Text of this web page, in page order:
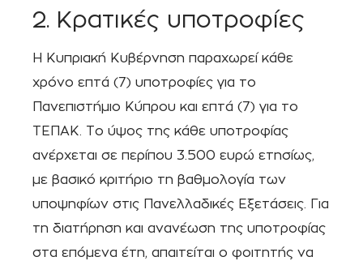
2. Κρατικές υποτροφίες
Η Κυπριακή Κυβέρνηση παραχωρεί κάθε
χρόνο επτά (7) υποτροφίες για το
Πανεπιστήμιο Κύπρου και επτά (7) για το
ΤΕΠΑΚ. Το ύψος της κάθε υποτροφίας
ανέρχεται σε περίπου 3.500 ευρώ ετησίως,
με βασικό κριτήριο τη βαθμολογία των
υποψηφίων στις Πανελλαδικές Εξετάσεις. Για
τη διατήρηση και ανανέωση της υποτροφίας
στα επόμενα έτη, απαιτείται ο φοιτητής να